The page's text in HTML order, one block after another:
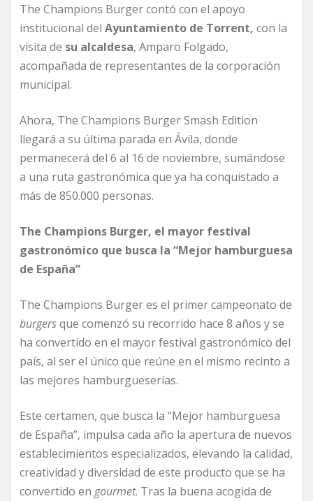
The Champions Burger contó con el apoyo
institucional del Ayuntamiento de Torrent, con la
visita de su alcaldesa, Amparo Folgado,
acompañada de representantes de la corporación
municipal.
Ahora, The Champions Burger Smash Edition
llegará a su última parada en Ávila, donde
permanecerá del 6 al 16 de noviembre, sumándose
a una ruta gastronómica que ya ha conquistado a
más de 850.000 personas.
The Champions Burger, el mayor festival
gastronómico que busca la “Mejor hamburguesa
de España”
The Champions Burger es el primer campeonato de
burgersque comenzó su recorrido hace 8 años y se
ha convertido en el mayor festival gastronómico del
país, al ser el único que reúne en el mismo recinto a
las mejores hamburgueserías.
Este certamen, que busca la “Mejor hamburguesa
de España”, impulsa cada año la apertura de nuevos
establecimientos especializados, elevando la calidad,
creatividad y diversidad de este producto que se ha
convertido en gourmet. Tras la buena acogida de